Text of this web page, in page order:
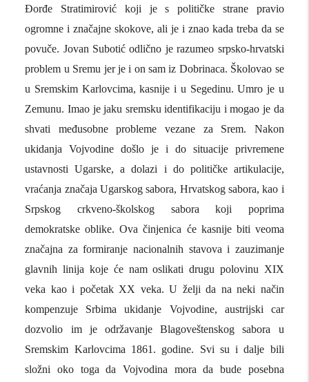
Đorđe Stratimirović koji je s političke strane pravio
ogromne i značajne skokove, ali je i znao kada treba da se
povuče. Jovan Subotić odlično je razumeo srpsko-hrvatski
problem u Sremu jer je i on sam iz Dobrinaca. Školovao se
u Sremskim Karlovcima, kasnije i u Segedinu. Umro je u
Zemunu. Imao je jaku sremsku identifikaciju i mogao je da
shvati međusobne probleme vezane za Srem. Nakon
ukidanja Vojvodine došlo je i do situacije privremene
ustavnosti Ugarske, a dolazi i do političke artikulacije,
vraćanja značaja Ugarskog sabora, Hrvatskog sabora, kao i
Srpskog crkveno-školskog sabora koji poprima
demokratske oblike. Ova činjenica će kasnije biti veoma
značajna za formiranje nacionalnih stavova i zauzimanje
glavnih linija koje će nam oslikati drugu polovinu XIX
veka kao i početak XX veka. U želji da na neki način
kompenzuje Srbima ukidanje Vojvodine, austrijski car
dozvolio im je održavanje Blagoveštenskog sabora u
Sremskim Karlovcima 1861. godine. Svi su i dalje bili
složni oko toga da Vojvodina mora da bude posebna